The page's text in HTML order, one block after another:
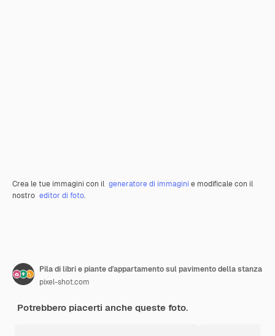
Crea le tue immagini con il generatore di immagini e modificale con il
nostro editor di foto.
Pila di libri e piante d'appartamento sul pavimento della stanza
pixel-shot.com
Potrebbero piacerti anche queste foto.